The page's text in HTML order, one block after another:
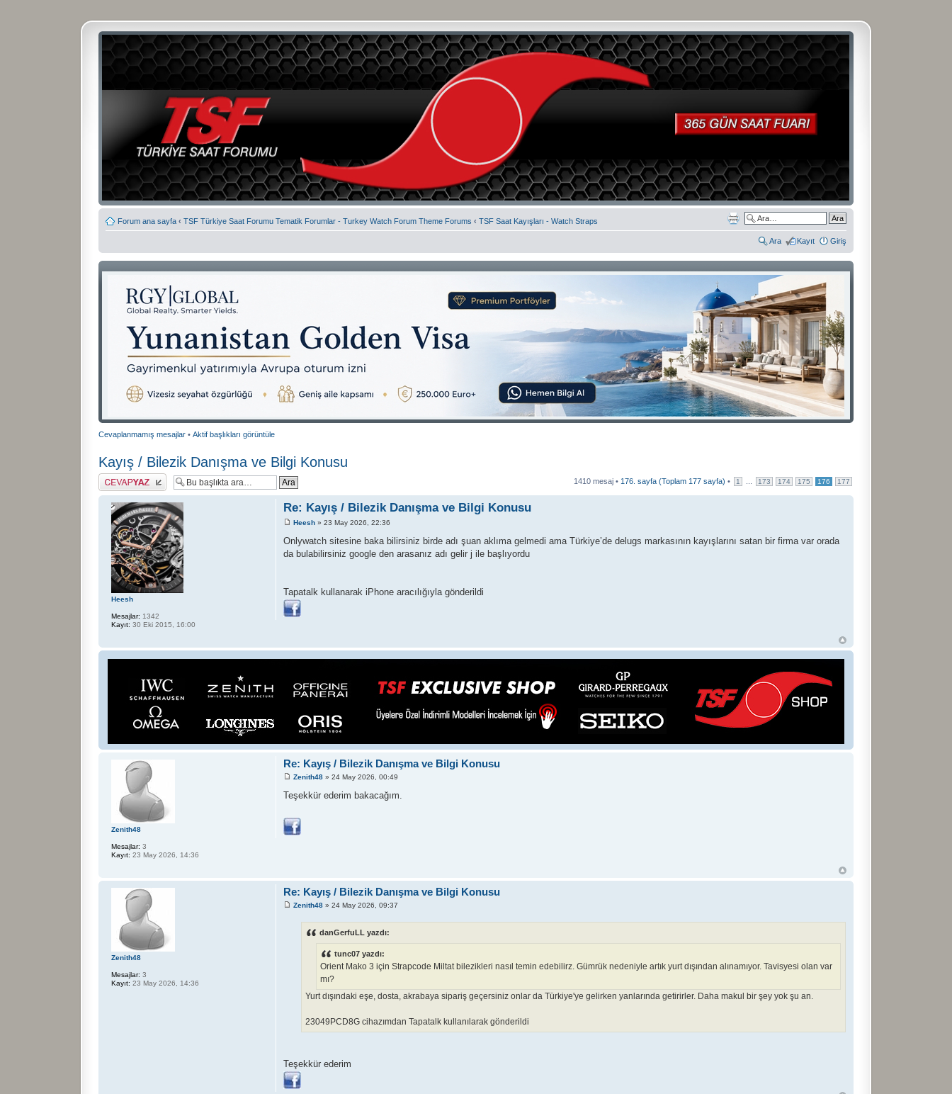
Forum ana sayfa ‹ TSF Türkiye Saat Forumu Tematik Forumlar - Turkey Watch Forum Theme Forums ‹ TSF Saat Kayışları - Watch Straps
Ara Kayıt Giriş
Cevaplanmamış mesajlar • Aktif başlıkları görüntüle
Kayış / Bilezik Danışma ve Bilgi Konusu
Cevap gönder 1410 mesaj • 176 . sayfa (Toplam 177 sayfa) • 1 173 174 175 176 177
Re: Kayış / Bilezik Danışma ve Bilgi Konusu
Heesh » 23 May 2026, 22:36
Onlywatch sitesine baka bilirsiniz birde adı şuan aklıma gelmedi ama Türkiye’de delugs markasının kayışlarını satan bir firma var orada
da bulabilirsiniz google den arasanız adı gelir j ile başlıyordu
Tapatalk kullanarak iPhone aracılığıyla gönderildi
Heesh
Mesajlar: 1342
Kayıt: 30 Eki 2015, 16:00
Re: Kayış / Bilezik Danışma ve Bilgi Konusu
Zenith48 » 24 May 2026, 00:49
Teşekkür ederim bakacağım.
Zenith48
Mesajlar: 3
Kayıt: 23 May 2026, 14:36
Re: Kayış / Bilezik Danışma ve Bilgi Konusu
Zenith48 » 24 May 2026, 09:37
danGerfuLL yazdı:
tunc07 yazdı:
Orient Mako 3 için Strapcode Miltat bilezikleri nasıl temin edebilirz. Gümrük nedeniyle artık yurt dışından alınamıyor. Tavisyesi olan var
mı?
Yurt dışındaki eşe, dosta, akrabaya sipariş geçersiniz onlar da Türkiye'ye gelirken yanlarında getirirler. Daha makul bir şey yok şu an.
23049PCD8G cihazımdan Tapatalk kullanılarak gönderildi
Teşekkür ederim
Zenith48
Mesajlar: 3
Kayıt: 23 May 2026, 14:36